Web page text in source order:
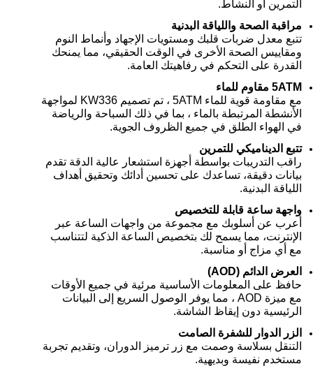
التمرين أو النشاط.
مراقبة الصحة واللياقة البدنية
تتبع معدل ضربات قلبك ومستويات الإجهاد وأنماط النوم
ومقاييس الصحة الأخرى في الوقت الحقيقي، مما يمنحك
القدرة على التحكم في رفاهيتك العامة.
5ATM مقاوم للماء
مع مقاومة قوية للماء 5ATM ، تم تصميم KW336 لمواجهة
الأنشطة المرتبطة بالماء ، بما في ذلك السباحة والرياضة
في الهواء الطلق في جميع الظروف الجوية.
تتبع الديناميكي للتمرين
راقب التدريبات بواسطة أجهزة استشعار عالية الدقة تقدم
بيانات دقيقة، تساعدك على تحسين أدائك وتحقيق أهداف
اللياقة البدنية.
واجهة ساعة قابلة للتخصيص
أعرب عن أسلوبك مع مجموعة من واجهات الساعة عبر
الإنترنت، مما يسمح لك بتخصيص الساعة الذكية لتتناسب
مع أي مزاج أو مناسبة.
العرض الدائم (AOD)
حافظ على المعلومات الأساسية مرئية في جميع الأوقات
مع ميزة AOD ، مما يوفر الوصول السريع إلى البيانات
الرئيسية دون إيقاظ الشاشة.
الزر الدوار للشفرة الصامت
التنقل بسلاسة وصمت مع زر ترميز الدوران، وتقديم تجربة
مستخدم نفيسة وبديهية.